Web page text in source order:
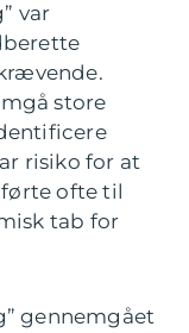
var
store
risiko for at
ofte til
tab for
gennemgået